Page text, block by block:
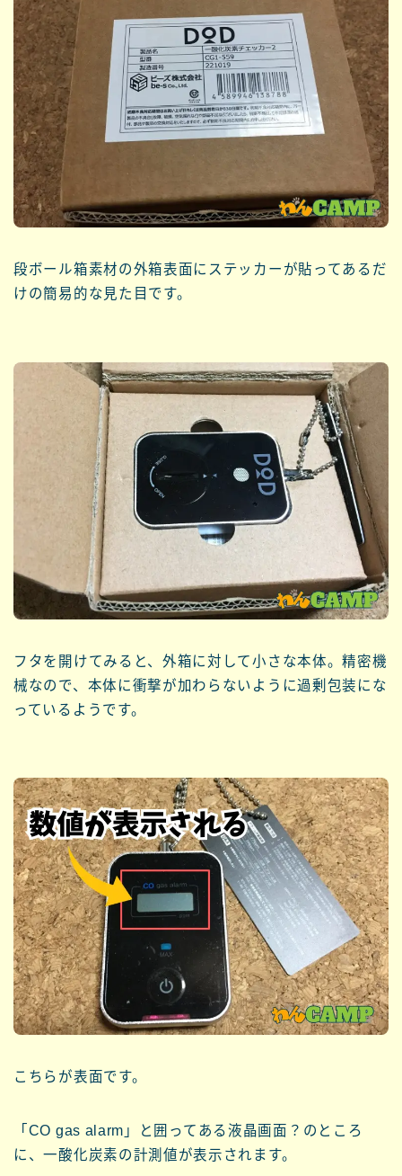
段ボール箱素材の外箱表面にステッカーが貼ってあるだ
けの簡易的な見た目です。
フタを開けてみると、外箱に対して小さな本体。精密機
械なので、本体に衝撃が加わらないように過剰包装にな
っているようです。
こちらが表面です。
「CO gas alarm」と囲ってある液晶画面？のところ
に、一酸化炭素の計測値が表示されます。